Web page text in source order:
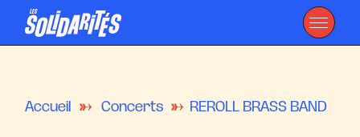
Accueil Concerts REROLL BRASS BAND